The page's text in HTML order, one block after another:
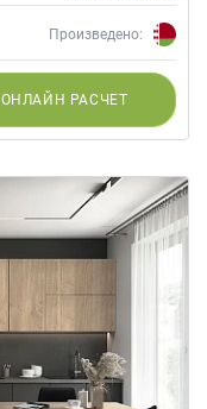
Произведено:
ОНЛАЙН РАСЧЕТ